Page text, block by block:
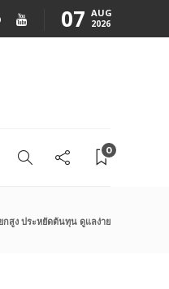
07 AUG
2026
0
สูง ประหยัดต้นทุน ดูแลง่าย